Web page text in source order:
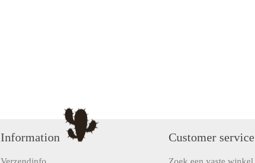
Information Customer service